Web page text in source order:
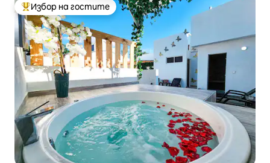
Най-популярен избор на гостите
Избор на гостите